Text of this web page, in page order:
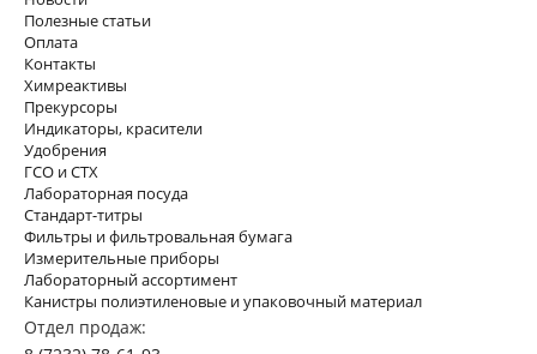
Полезные статьи
Оплата
Контакты
Химреактивы
Прекурсоры
Индикаторы, красители
Удобрения
ГСО и СТХ
Лабораторная посуда
Стандарт-титры
Фильтры и фильтровальная бумага
Измерительные приборы
Лабораторный ассортимент
Канистры полиэтиленовые и упаковочный материал
Отдел продаж: